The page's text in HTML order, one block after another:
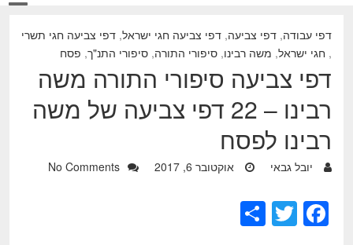
דפי עבודה, דפי צביעה, דפי צביעה חגי ישראל, דפי צביעה חגי תשרי
, חגי ישראל, משה רבינו, סיפורי התורה, סיפורי התנ"ך, פסח
דפי צביעה סיפורי התורה משה
רבינו – 22 דפי צביעה של משה
רבינו לפסח
יובל גבאי אוקטובר 6, 2017 No Comments
F
T